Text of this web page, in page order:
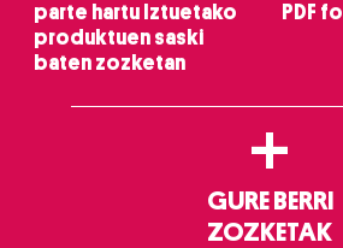
parte hartu Iztuetako
produktuen saski
baten zozketan
PDF
+
GURE BERRI
ZOZKETAK